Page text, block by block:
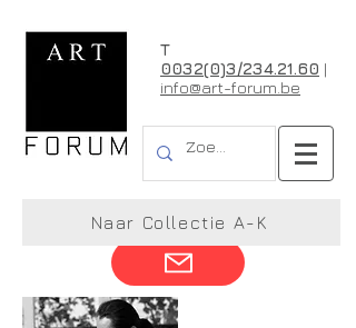
T
0032(0)3/234.21.60 |
info@art-forum.be
Fumiko Negishi
Naar Collectie A-K